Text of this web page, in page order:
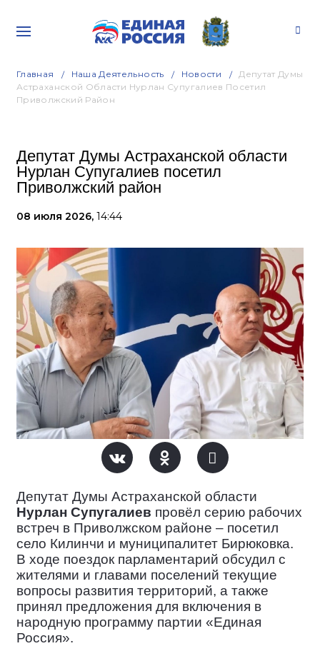
Главная Наша Деятельность Новости
Депутат Думы
Астраханской Области Нурлан Супугалиев Посетил
Приволжский Район
Депутат Думы Астраханской области
Нурлан Супугалиев посетил
Приволжский район
08 июля 2026, 14:44
Депутат Думы Астраханской области
Нурлан Супугалиев провёл серию рабочих
встреч в Приволжском районе – посетил
село Килинчи и муниципалитет Бирюковка.
В ходе поездок парламентарий обсудил с
жителями и главами поселений текущие
вопросы развития территорий, а также
принял предложения для включения в
народную программу партии «Единая
Россия».